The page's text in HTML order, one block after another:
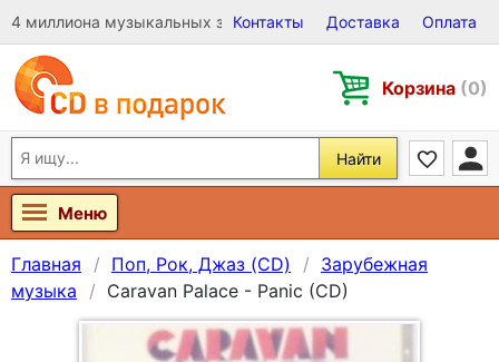
4 миллиона музыкальных записей на Виниле, CD и DVD
Контакты Доставка Оплата
Корзина (0)
Найти
Меню
Главная Поп, Рок, Джаз (CD)
Зарубежная
музыка
Caravan Palace - Panic (CD)